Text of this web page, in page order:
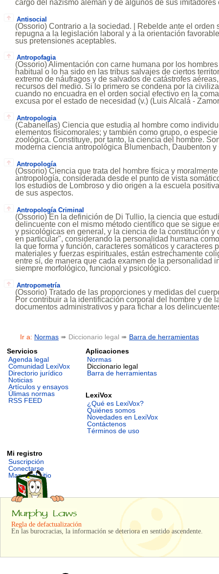
cargo del nazismo alemán y de algunos de sus imitadores
Antisocial
(Ossorio) Contrario a la sociedad. | Rebelde ante el orden
repugna a la legislación laboral y a la orientación
sus pretensiones aceptables.
Antropofagia
(Ossorio) Alimentación con carne humana por los
habitual o lo ha sido en las tribus salvajes de ciertos
extremo de náufragos y de salvados de catástrofes
recursos del medio. Si lo primero se condena por la
cuando no encuadra en el orden social efectivo en la
excusa por el estado de necesidad (v.) (Luis Alcalá -
Antropologia
(Cabanellas) Ciencia que estudia al hombre como
elementos físicomorales; y también como grupo, o
zoológica. Constituye, por tanto, la ciencia del hombre.
moderna ciencia antropológica Blumenbach, Daubenton y
Antropología
(Ossorio) Ciencia que trata del hombre física y
antropología, considerada desde el punto de vista
los estudios de Lombroso y dio origen a la escuela
de sus aspectos.
Antropología Criminal
(Ossorio) En la definición de Di Tullio, la ciencia que
delincuente con el mismo método científico que se sigue
y psicológicas en general, y la ciencia de la constitución
en particular", considerando la personalidad humana
la que forma y función, caracteres somáticos y caracteres
materiales y fuerzas espirituales, están estrechamente
entre sí, de manera que cada examen de la personalidad
siempre morfológico, funcional y psicológico.
Antropometría
(Ossorio) Tratado de las proporciones y medidas del
Por contribuir a la identificación corporal del hombre y de
documentos administrativos y para fichar a los
Ir a: Normas ➠ Diccionario legal ➠ Barra de herramientas
Servicios
Agenda legal
Comunidad LexiVox
Directorio jurídico
Noticias
Artículos y ensayos
Úlimas normas
RSS FEED
Aplicaciones
Normas
Diccionario legal
Barra de herramientas
LexiVox
¿Qué es LexiVox?
Quiénes somos
Novedades en LexiVox
Contáctenos
Términos de uso
Mi registro
Suscripción
Conectarse
Mapa del sitio
Regla de defactualización
En las burocracias, la información se deteriora en sentido ascendente.